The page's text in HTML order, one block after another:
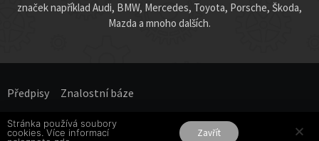
značek například Audi, BMW, Mercedes, Toyota, Porsche, Škoda,
Mazda a mnoho dalších.
Předpisy Znalostní báze​
Všechna práva vyhrazena.
Stránka používá soubory
cookies. Více informací
Zavřít